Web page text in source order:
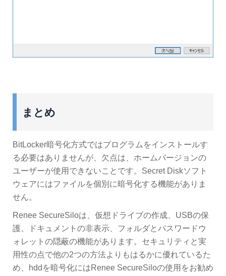
まとめ
BitLocker暗号化方式ではプログラムをインストールす
る必要はありませんが、欠点は、ホームバージョンの
ユーザーが使用できないことです。Secret Diskソフト
ウェアにはファイルを個別に暗号化する機能がありま
せん。
Renee SecureSiloは、仮想ドライブの作成、USBの保
護、ドキュメントの非表示、フォルダとパスワードウ
ォレットの隠蔽の機能があります。セキュリティと実
用性の点で他の2つの方法よりもはるかに優れているた
め、hddを暗号化にはRenee SecureSiloの使用をお勧め